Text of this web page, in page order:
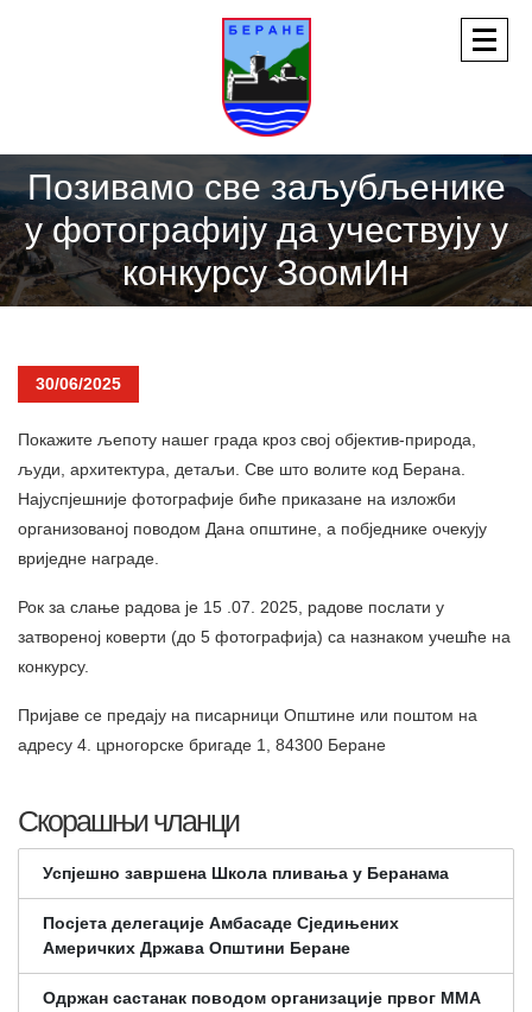
Позивамо све заљубљенике
у фотографију да учествују у
конкурсу ЗоомИн
30/06/2025
Покажите љепоту нашег града кроз свој објектив-природа,
људи, архитектура, детаљи. Све што волите код Берана.
Најуспјешније фотографије биће приказане на изложби
организованој поводом Дана општине, а побједнике очекују
вриједне награде.
Рок за слање радова је 15 .07. 2025, радове послати у
затвореној коверти (до 5 фотографија) са назнаком учешће на
конкурсу.
Пријаве се предају на писарници Општине или поштом на
адресу 4. црногорске бригаде 1, 84300 Беране
Скорашњи чланци
Успјешно завршена Школа пливања у Беранама
Посјета делегације Амбасаде Сједињених
Америчких Држава Општини Беране
Одржан састанак поводом организације првог ММА